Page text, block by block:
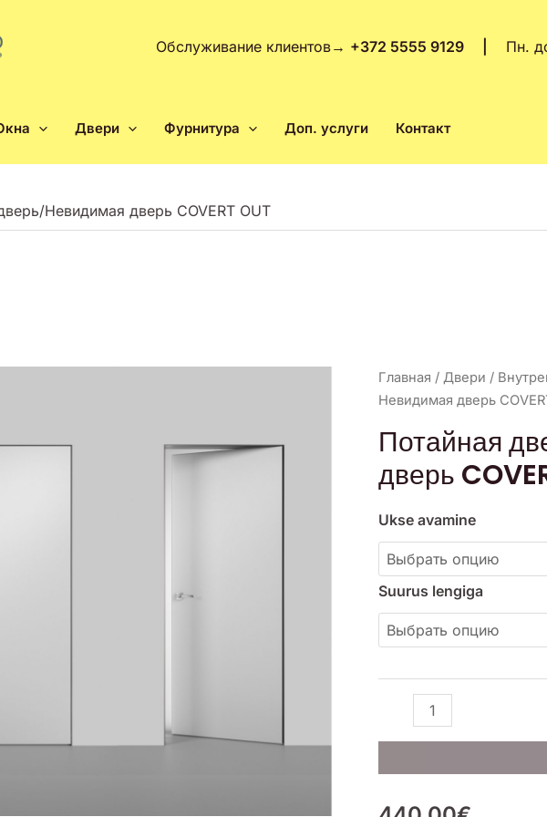
Обслуживание клиентов→ +372 5555 9129 | Пн.
Двери Фурнитура Доп. услуги Контакт
Невидимая дверь COVERT OUT
Главная /Двери /
Невидимая дверь
Потайная
дверь
Ukse avamine
Suurus lengiga
Количество
товара
дверь/
Невидимая
дверь
COVERT